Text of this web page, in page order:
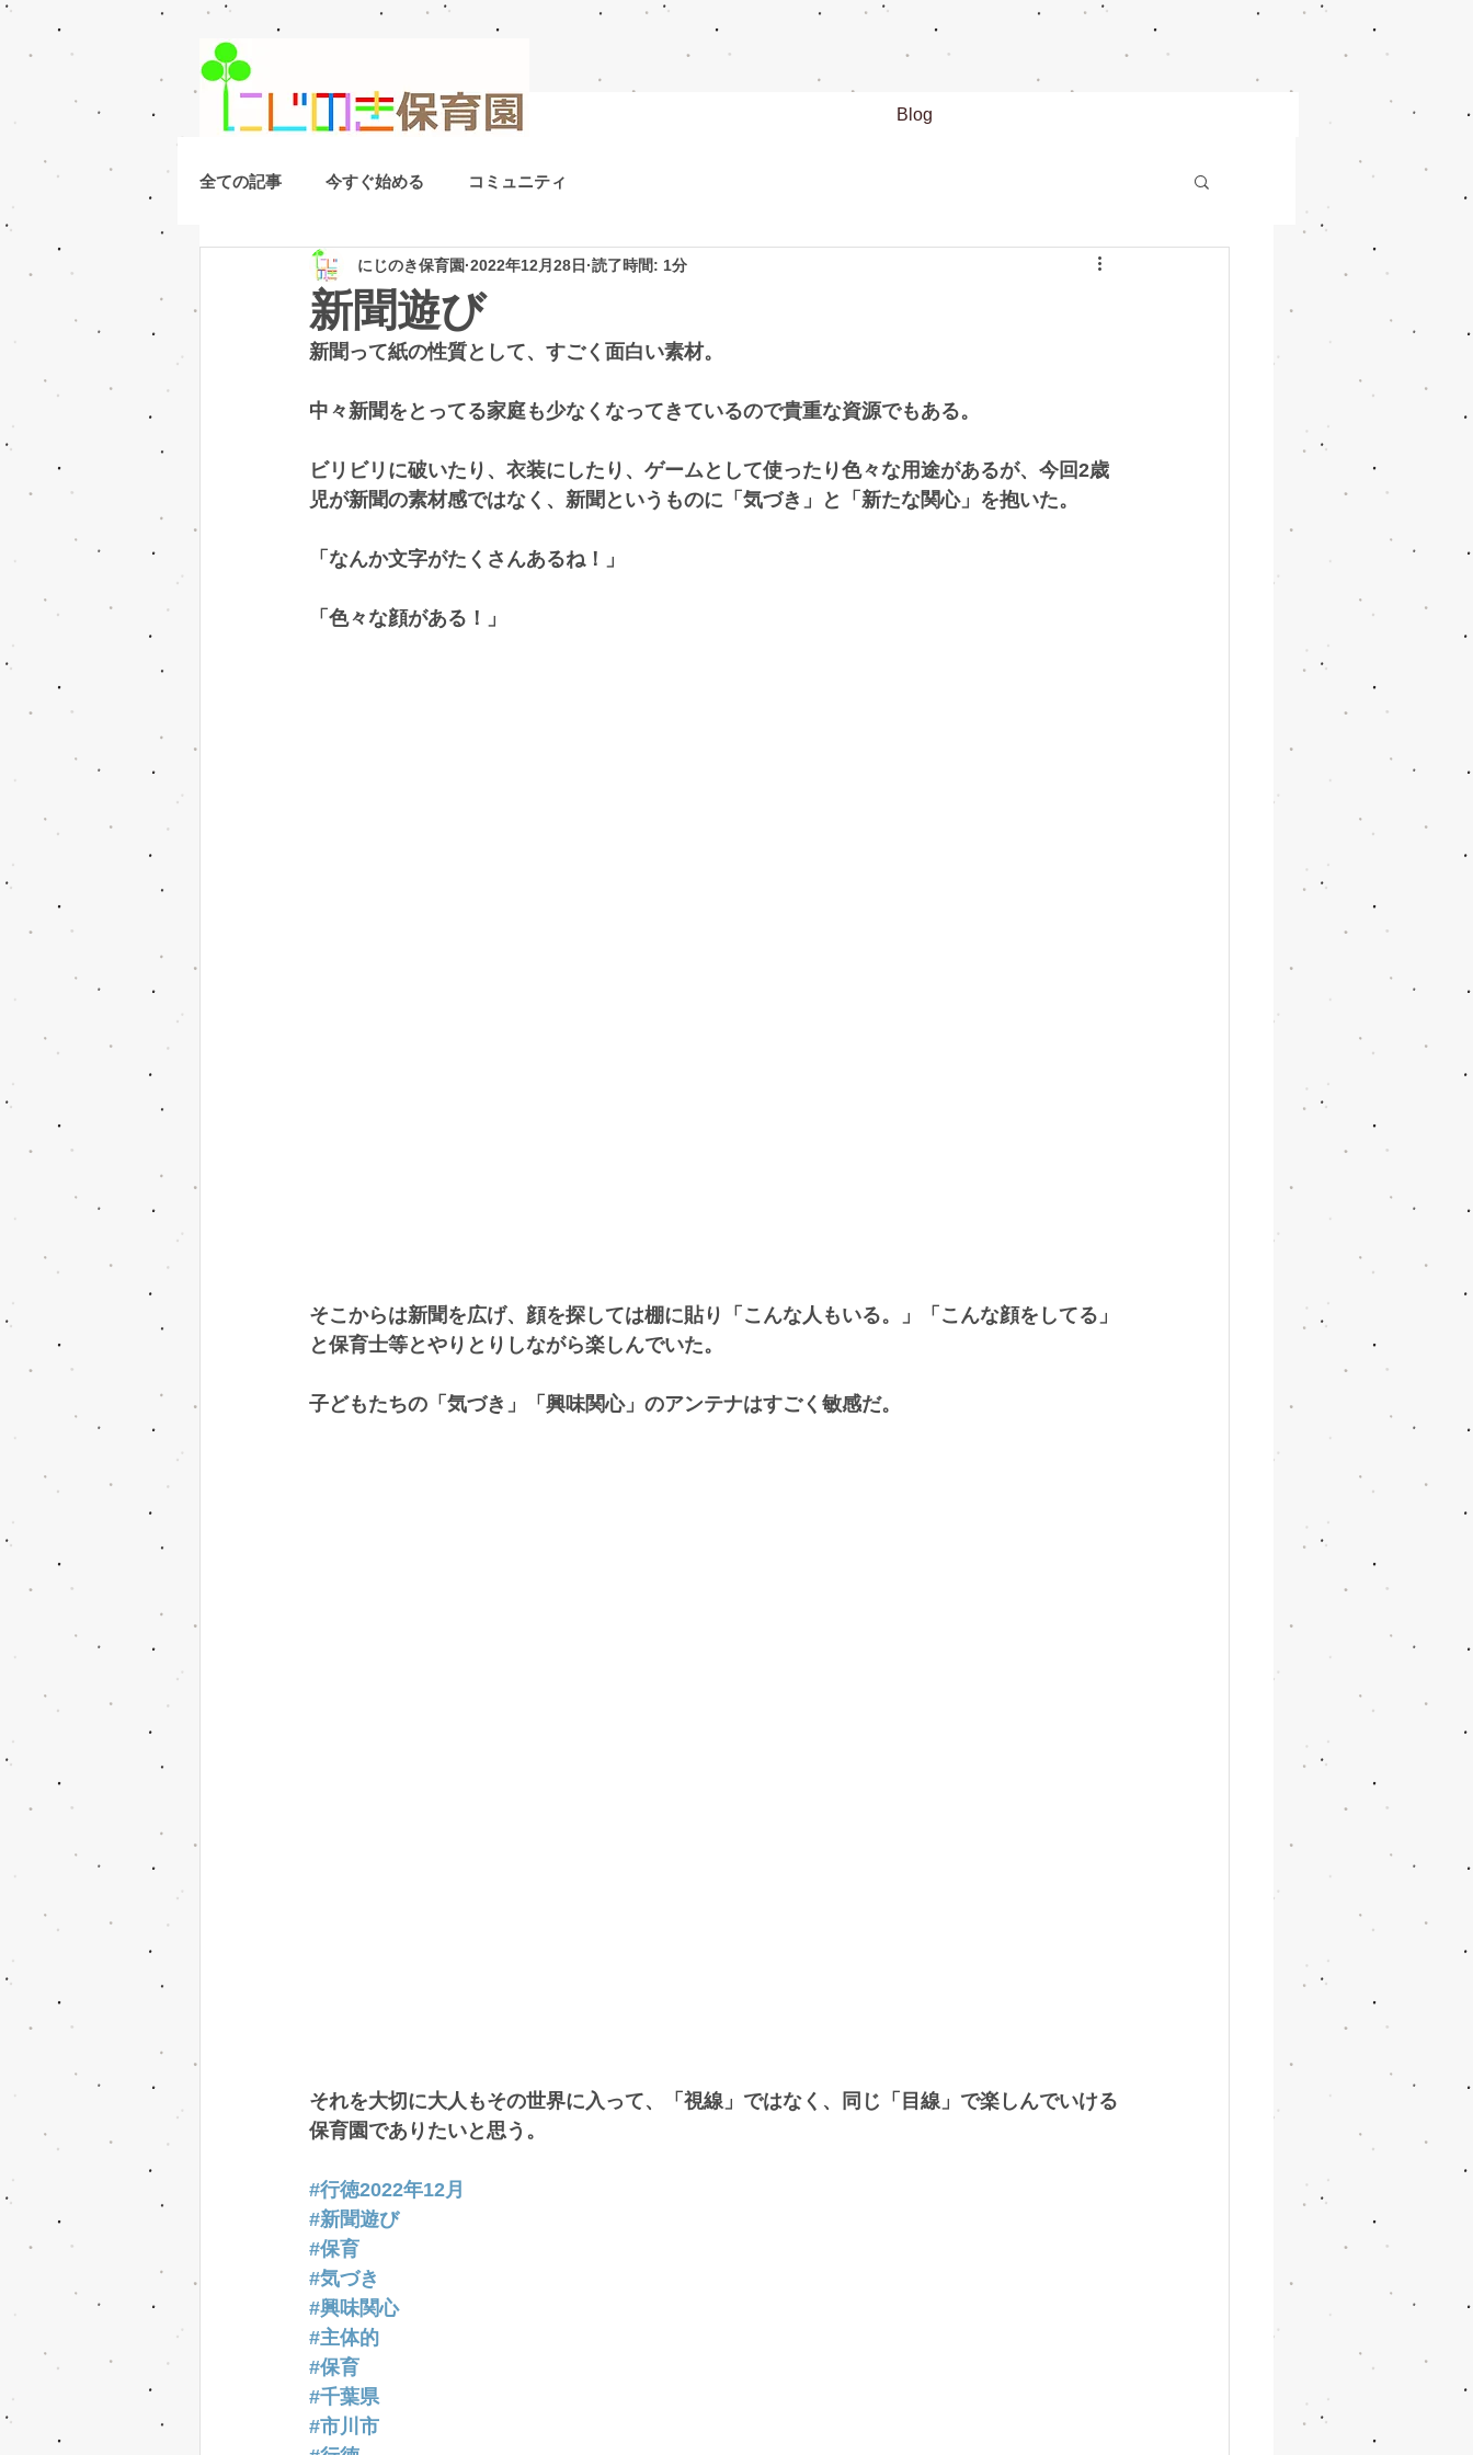
Blog
全ての記事 今すぐ始める コミュニティ
新聞遊び
にじのき保育園 2022年12月28日 読了時間: 1分
新聞って紙の性質として、すごく面白い素材。
中々新聞をとってる家庭も少なくなってきているので貴重な資源でもある。
ビリビリに破いたり、衣装にしたり、ゲームとして使ったり色々な用途があるが、今回2歳
児が新聞の素材感ではなく、新聞というものに「気づき」と「新たな関心」を抱いた。
「なんか文字がたくさんあるね！」
「色々な顔がある！」
そこからは新聞を広げ、顔を探しては棚に貼り「こんな人もいる。」「こんな顔をしてる」
と保育士等とやりとりしながら楽しんでいた。
子どもたちの「気づき」「興味関心」のアンテナはすごく敏感だ。
それを大切に大人もその世界に入って、「視線」ではなく、同じ「目線」で楽しんでいける
保育園でありたいと思う。
#行徳2022年12月
#新聞遊び
#保育
#気づき
#興味関心
#主体的
#保育
#千葉県
#市川市